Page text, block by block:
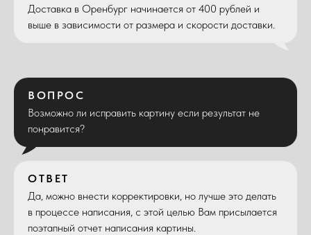
Доставка в Оренбург начинается от 400 рублей и
выше в зависимости от размера и скорости доставки.
ВОПРОС
Возможно ли исправить картину если результат не
понравится?
ОТВЕТ
Да, можно внести корректировки, но лучше это делать
в процессе написания, с этой целью Вам присылается
поэтапный отчет написания картины.